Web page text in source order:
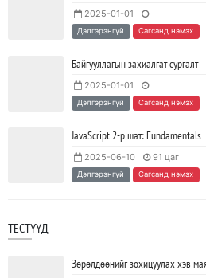
Java VS Python: Аль хэлийг
Ажил дээрээ сайн найзтай
нэмэгдүүлж, тогтвортой
2023/04/25 SHARE
2025-01-01
Дэлгэрэнгүй Сагсанд нэмэх
Байгууллагын захиалгат сургалт
2025-01-01
Дэлгэрэнгүй Сагсанд нэмэх
JavaScript 2-р шат: Fundamentals
2025-06-10 91 цаг
Дэлгэрэнгүй Сагсанд нэмэх
ТЕСТҮҮД
Зөрөлдөөнийг зохицуулах хэв